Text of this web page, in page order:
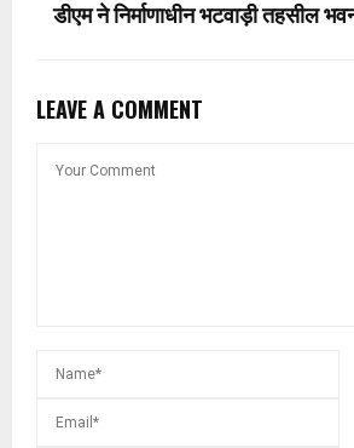
डीएम ने निर्माणाधीन भटवाड़ी तहसील
LEAVE A COMMENT